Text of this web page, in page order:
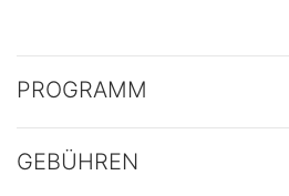
PROGRAMM
GEBÜHREN